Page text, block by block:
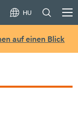
HU
auf einen Blick